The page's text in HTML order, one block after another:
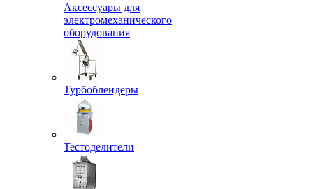
Аксессуары для
электромеханического
оборудования
Турбоблендеры
Тестоделители